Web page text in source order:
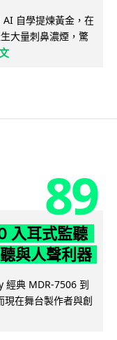
自學提煉黃金，在
大量刺鼻濃煙，驚
89
入耳式監聽
與人聲利器
經典 MDR-7506 到
現在舞台製作者與創